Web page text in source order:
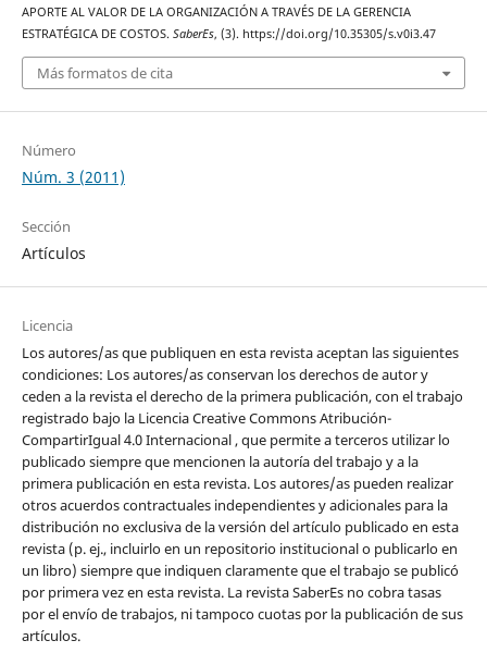
APORTE AL VALOR DE LA ORGANIZACIÓN A TRAVÉS DE LA GERENCIA
ESTRATÉGICA DE COSTOS. SaberEs, (3). https://doi.org/10.35305/s.v0i3.47
Más formatos de cita
Número
Núm. 3 (2011)
Sección
Artículos
Licencia
Los autores/as que publiquen en esta revista aceptan las siguientes
condiciones: Los autores/as conservan los derechos de autor y
ceden a la revista el derecho de la primera publicación, con el trabajo
registrado bajo la Licencia Creative Commons Atribución-
CompartirIgual 4.0 Internacional , que permite a terceros utilizar lo
publicado siempre que mencionen la autoría del trabajo y a la
primera publicación en esta revista. Los autores/as pueden realizar
otros acuerdos contractuales independientes y adicionales para la
distribución no exclusiva de la versión del artículo publicado en esta
revista (p. ej., incluirlo en un repositorio institucional o publicarlo en
un libro) siempre que indiquen claramente que el trabajo se publicó
por primera vez en esta revista. La revista SaberEs no cobra tasas
por el envío de trabajos, ni tampoco cuotas por la publicación de sus
artículos.